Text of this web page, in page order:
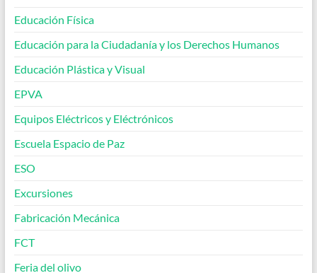
Educación Física
Educación para la Ciudadanía y los Derechos Humanos
Educación Plástica y Visual
EPVA
Equipos Eléctricos y Eléctrónicos
Escuela Espacio de Paz
ESO
Excursiones
Fabricación Mecánica
FCT
Feria del olivo